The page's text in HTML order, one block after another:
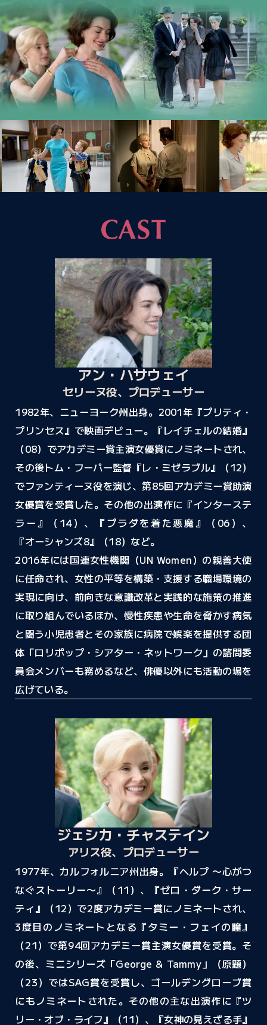
アン・ハサウェイ
セリーヌ役、プロデューサー
1982年、ニューヨーク州出身。2001年『プリティ・
プリンセス』で映画デビュー。『レイチェルの結婚』
（08）でアカデミー賞主演女優賞にノミネートされ、
その後トム・フーパー監督『レ・ミゼラブル』（12）
でファンティーヌ役を演じ、第85回アカデミー賞助演
女優賞を受賞した。その他の出演作に『インターステ
ラー』（14）、『プラダを着た悪魔』（06）、
『オーシャンズ8』（18）など。
2016年には国連女性機関（UN Women）の親善大使
に任命され、女性の平等を構築・支援する職場環境の
実現に向け、前向きな意識改革と実践的な施策の推進
に取り組んでいるほか、慢性疾患や生命を脅かす病気
と闘う小児患者とその家族に病院で娯楽を提供する団
体「ロリポップ・シアター・ネットワーク」の諮問委
員会メンバーも務めるなど、俳優以外にも活動の場を
広げている。
ジェシカ・チャステイン
アリス役、プロデューサー
1977年、カルフォルニア州出身。『ヘルプ 〜心がつ
なぐストーリー〜』（11）、『ゼロ・ダーク・サー
ティ』（12）で2度アカデミー賞にノミネートされ、
3度目のノミネートとなる『タミー・フェイの瞳』
（21）で第94回アカデミー賞主演女優賞を受賞。そ
の後、ミニシリーズ「George & Tammy」（原題）
（23）ではSAG賞を受賞し、ゴールデングローブ賞
にもノミネートされた。その他の主な出演作に『ツ
リー・オブ・ライフ』（11）、『女神の見えざる手』